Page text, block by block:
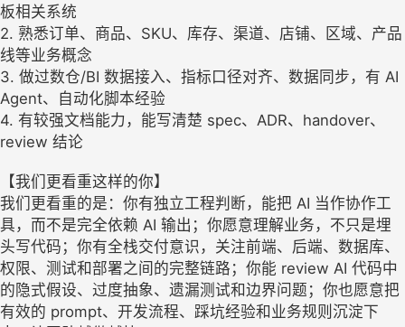
板相关系统
2. 熟悉订单、商品、SKU、库存、渠道、店铺、区域、产品
线等业务概念
3. 做过数仓/BI 数据接入、指标口径对齐、数据同步，有 AI
Agent、自动化脚本经验
4. 有较强文档能力，能写清楚 spec、ADR、handover、
review 结论
【我们更看重这样的你】
我们更看重的是：你有独立工程判断，能把 AI 当作协作工
具，而不是完全依赖 AI 输出；你愿意理解业务，不只是埋
头写代码；你有全栈交付意识，关注前端、后端、数据库、
权限、测试和部署之间的完整链路；你能 review AI 代码中
的隐式假设、过度抽象、遗漏测试和边界问题；你也愿意把
有效的 prompt、开发流程、踩坑经验和业务规则沉淀下